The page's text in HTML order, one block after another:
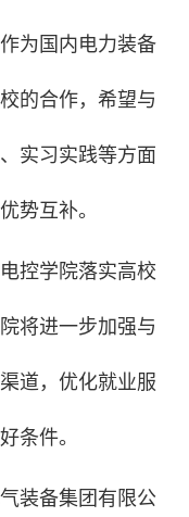
为国内电力装备
的合作，希望与
实习实践等方面
势互补。
控学院落实高校
将进一步加强与
道，优化就业服
条件。
装备集团有限公